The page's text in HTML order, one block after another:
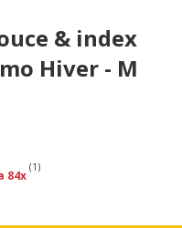
& index
Hiver - M
84x
(1)